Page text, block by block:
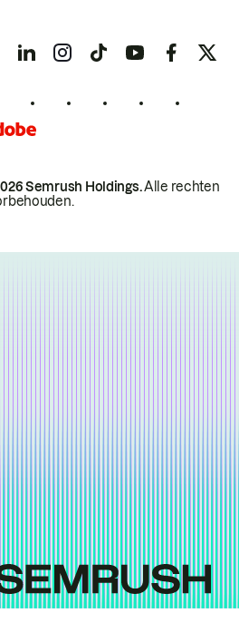
Semrush Holdings.Alle rechten